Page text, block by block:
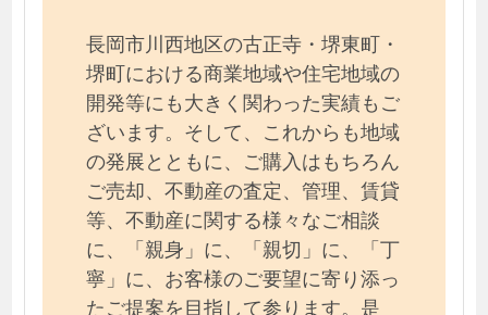
長岡市川西地区の古正寺・堺東町・
堺町における商業地域や住宅地域の
開発等にも大きく関わった実績もご
ざいます。そして、これからも地域
の発展とともに、ご購入はもちろん
ご売却、不動産の査定、管理、賃貸
等、不動産に関する様々なご相談
に、「親身」に、「親切」に、「丁
寧」に、お客様のご要望に寄り添っ
たご提案を目指して参ります。是